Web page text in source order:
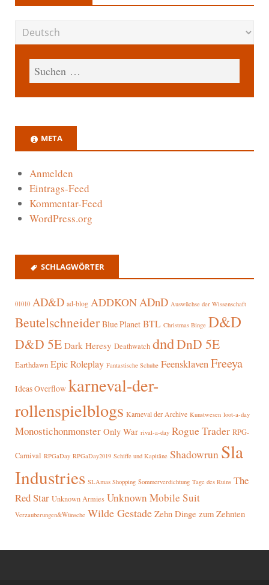
META
Anmelden
Eintrags-Feed
Kommentar-Feed
WordPress.org
SCHLAGWÖRTER
01010 AD&D ad-blog ADDKONADnD Auswüchse der Wissenschaft
Beutelschneider Blue Planet BTL Christmas Binge D&D
D&D 5E Dark Heresy Deathwatch dndDnD 5E
Earthdawn Epic Roleplay Fantastische Schuhe FeensklavenFreeya
Ideas Overflow karneval-der-
rollenspielblogs Karneval der Archive Kunstwesen loot-a-day
Monostichonmonster Only War rival-a-day Rogue Trader RPG-
Carnival RPGaDay RPGaDay2019 Schiffe und Kapitäne Shadowrun Sla
Industries SLAmas Shopping Sommerverdichtung Tage des Ruins The
Red Star Unknown Armies Unknown Mobile Suit
Verzauberungen&Wünsche Wilde Gestade Zehn Dinge zum Zehnten